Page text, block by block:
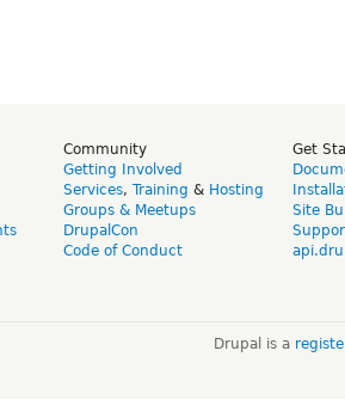
Community
Getting Involved
Services, Training & Hosting
Groups & Meetups
DrupalCon
Code of Conduct
Get
Site
Drupal is a